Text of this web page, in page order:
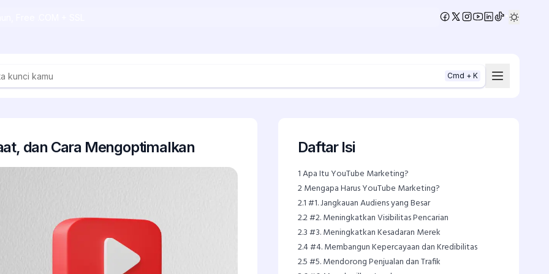
Cmd + K
dan Cara Mengoptimalkan Daftar Isi
1Apa Itu YouTube Marketing?
2Mengapa Harus YouTube Marketing?
2.1#1. Jangkauan Audiens yang Besar
2.2#2. Meningkatkan Visibilitas Pencarian
2.3#3. Meningkatkan Kesadaran Merek
2.4#4. Membangun Kepercayaan dan Kredibilitas
2.5#5. Mendorong Penjualan dan Trafik